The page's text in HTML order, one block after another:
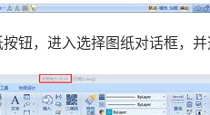
钮，进入选择图纸对话框，并